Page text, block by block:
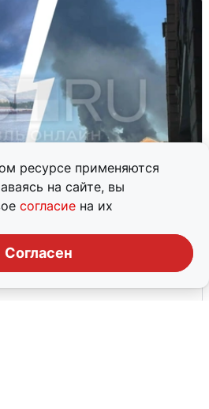
ресурсе применяются
на сайте, вы
согласие на их
Согласен
на Ярославль: